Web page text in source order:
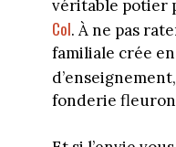
véritable potier
Col. À ne pas
familiale crée
fonderie fleuron